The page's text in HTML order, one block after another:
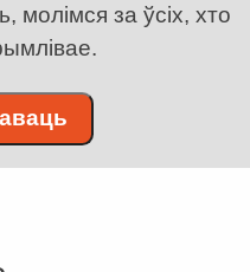
молімся за ўсіх, хто